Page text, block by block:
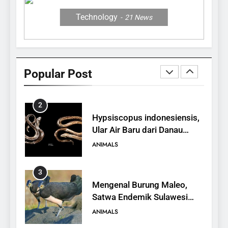
Technology 21 News
Popular Post
ANIMALS
1
Antelope, Si Antelop
2
Hypsiscopus indonesiensis,
Ular Air Baru dari Danau
Towuti
ANIMALS
3
Mengenal Burung Maleo,
Satwa Endemik Sulawesi
yang Terancam Punah
ANIMALS